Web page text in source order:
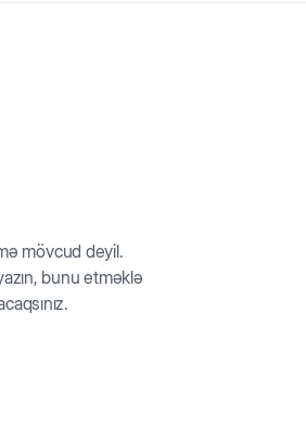
mövcud deyil.
bunu etməklə